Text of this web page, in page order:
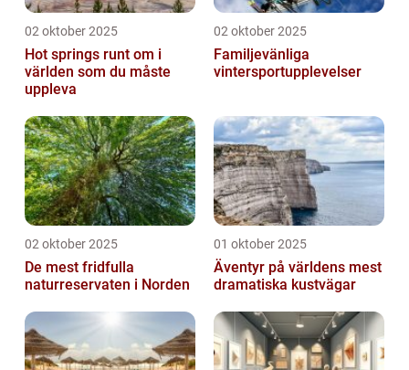
02 oktober 2025
Hot springs runt om i
världen som du måste
uppleva
02 oktober 2025
Familjevänliga
vintersportupplevelser
02 oktober 2025
De mest fridfulla
naturreservaten i Norden
01 oktober 2025
Äventyr på världens mest
dramatiska kustvägar